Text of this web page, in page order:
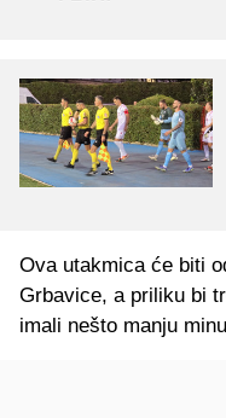
Ova utakmica će biti
Grbavice, a priliku bi
imali nešto manju